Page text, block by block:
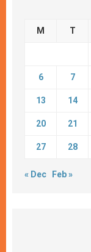
M T
6 7
13 14
20 21
27 28
« Dec Feb »